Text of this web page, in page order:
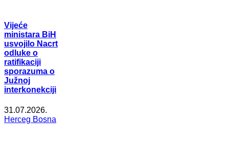
Vijeće
ministara BiH
usvojilo Nacrt
odluke o
ratifikaciji
sporazuma o
Južnoj
interkonekciji
31.07.2026.
Herceg Bosna